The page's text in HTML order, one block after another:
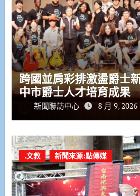
跨國並肩彩排激盪爵士新火花
中市爵士人才培育成果
新聞聯訪中心 8 月 9, 2026
.文教 新聞來源:點傳媒